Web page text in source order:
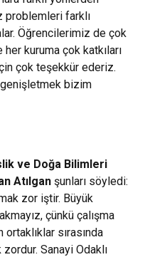
problemleri farklı
Öğrencilerimiz de çok
kuruma çok katkıları
çok teşekkür ederiz.
bizim
ve Doğa Bilimleri
Atılgan şunları söyledi:
zor iştir. Büyük
çünkü çalışma
sırasında
Sanayi Odaklı